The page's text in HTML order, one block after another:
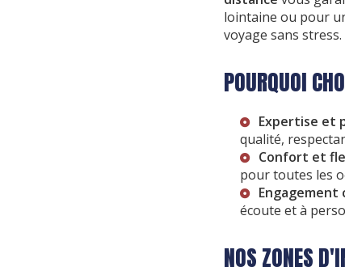
lointaine ou pour
voyage sans stress.
POURQUOI
Expertise et
qualité,
Confort et
pour toutes les
Engagement
écoute et à
NOS ZONES